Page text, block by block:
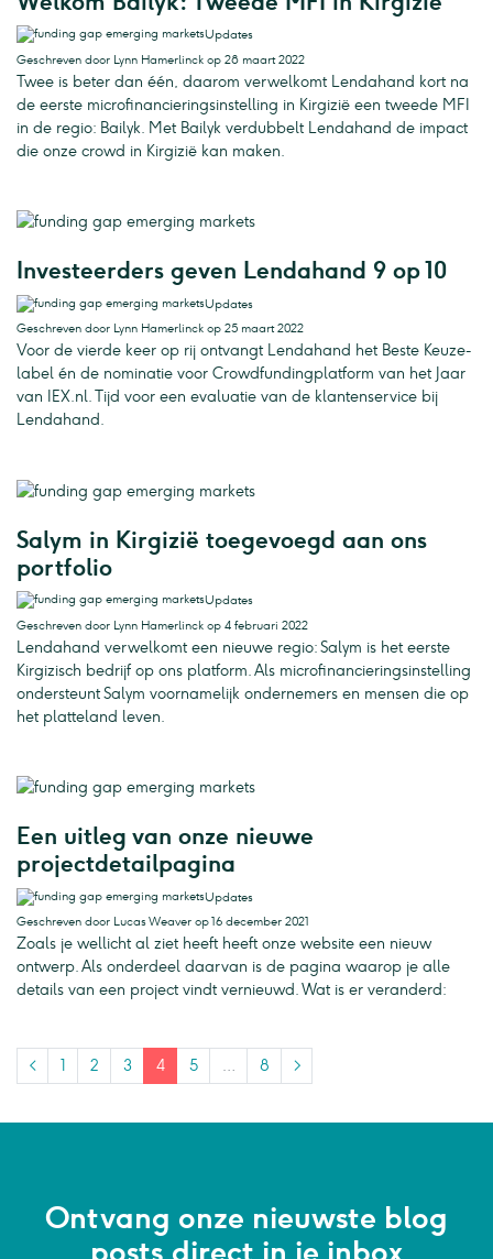
Updates
Geschreven door Lynn Hamerlinck op 28 maart 2022
Twee is beter dan één, daarom verwelkomt Lendahand kort na
de eerste microfinancieringsinstelling in Kirgizië een tweede MFI
in de regio: Bailyk. Met Bailyk verdubbelt Lendahand de impact
die onze crowd in Kirgizië kan maken.
Investeerders geven Lendahand 9 op 10
Updates
Geschreven door Lynn Hamerlinck op 25 maart 2022
Voor de vierde keer op rij ontvangt Lendahand het Beste Keuze-
label én de nominatie voor Crowdfundingplatform van het Jaar
van IEX.nl. Tijd voor een evaluatie van de klantenservice bij
Lendahand.
Salym in Kirgizië toegevoegd aan ons
portfolio
Updates
Geschreven door Lynn Hamerlinck op 4 februari 2022
Lendahand verwelkomt een nieuwe regio: Salym is het eerste
Kirgizisch bedrijf op ons platform. Als microfinancieringsinstelling
ondersteunt Salym voornamelijk ondernemers en mensen die op
het platteland leven.
Een uitleg van onze nieuwe
projectdetailpagina
Updates
Geschreven door Lucas Weaver op 16 december 2021
Zoals je wellicht al ziet heeft heeft onze website een nieuw
ontwerp. Als onderdeel daarvan is de pagina waarop je alle
details van een project vindt vernieuwd. Wat is er veranderd:
< 1 2 3 4 5 … 8 >
Ontvang onze nieuwste blog